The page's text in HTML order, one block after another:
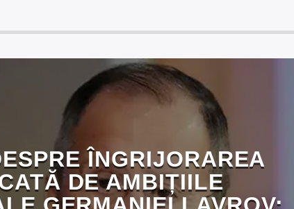
ÎNGRIJORAREA
DE AMBIȚIILE